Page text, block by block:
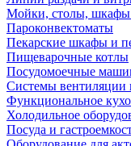
Мойки, столы, шкафы
Пароконвектоматы
Пекарские шкафы и
Пищеварочные котлы
Посудомоечные
Системы вентиляции
Функциональное
Холодильное
Посуда и